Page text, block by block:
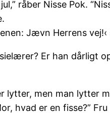
råber Nisse Pok.
Jævn Herrens
Er han dårligt
lytter, men man
hvad er en fisse?”